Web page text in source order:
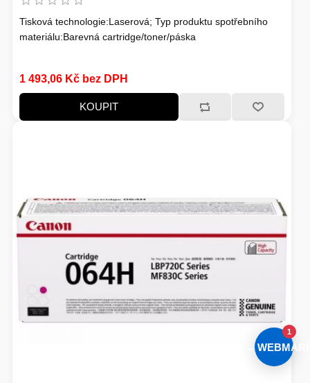
Tisková technologie:Laserová; Typ produktu spotřebního
materiálu:Barevná cartridge/toner/páska
1 493,06 Kč bez DPH
KOUPIT
AI →
1